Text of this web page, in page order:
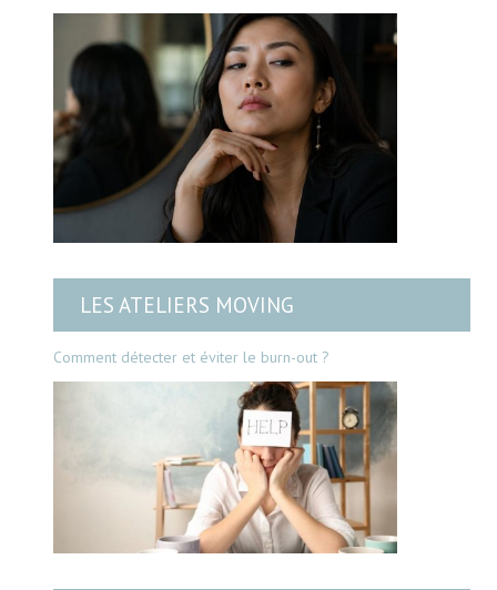
LES ATELIERS MOVING
Comment détecter et éviter le burn-out ?